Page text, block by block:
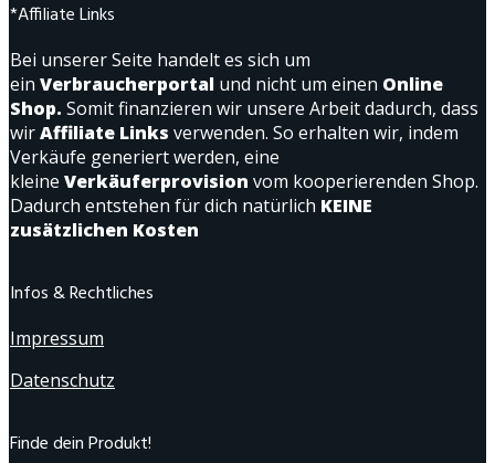
*Affiliate Links
Bei unserer Seite handelt es sich um
ein Verbraucherportal und nicht um einen Online
Shop. Somit finanzieren wir unsere Arbeit dadurch, dass
wirAffiliate Links verwenden. So erhalten wir, indem
Verkäufe generiert werden, eine
kleine Verkäuferprovision vom kooperierenden Shop.
Dadurch entstehen für dich natürlich KEINE
zusätzlichen Kosten
Infos & Rechtliches
Impressum
Datenschutz
Finde dein Produkt!